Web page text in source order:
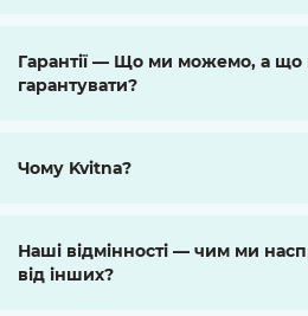
Гарантії — Що ми можемо, а
гарантувати?
Чому Kvitna?
Наші відмінності — чим ми
від інших?